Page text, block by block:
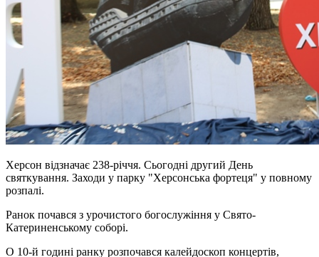
Херсон відзначає 238-річчя. Сьогодні другий День
святкування. Заходи у парку "Херсонська фортеця" у повному
розпалі.
Ранок почався з урочистого богослужіння у Свято-
Катериненському соборі.
О 10-й годині ранку розпочався калейдоскоп концертів,